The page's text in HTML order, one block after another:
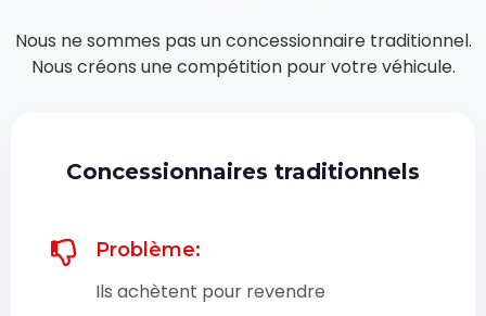
Nous ne sommes pas un concessionnaire traditionnel.
Nous créons une compétition pour votre véhicule.
Concessionnaires traditionnels
Problème:
Ils achètent pour revendre